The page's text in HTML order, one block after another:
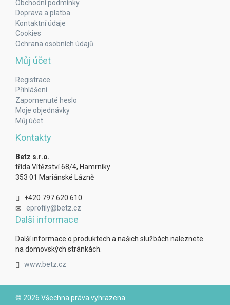
Obchodní podmínky
Doprava a platba
Kontaktní údaje
Cookies
Ochrana osobních údajů
Můj účet
Registrace
Přihlášení
Zapomenuté heslo
Moje objednávky
Můj účet
Kontakty
Betz s.r.o.
třída Vítězství 68/4, Hamrníky
353 01 Mariánské Lázně
+420 797 620 610
eprofily@betz.cz
Další informace
Další informace o produktech a našich službách naleznete
na domovských stránkách.
www.betz.cz
© 2026 Všechna práva vyhrazena